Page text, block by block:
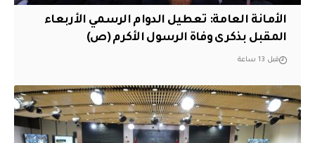
الأمانة العامة: تعطيل الدوام الرسمي الأربعاء
المقبل بذكرى وفاة الرسول الأكرم (ص)
قبل 13 ساعة